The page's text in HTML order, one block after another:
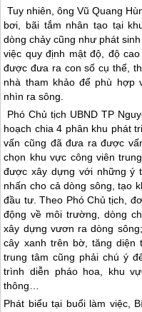
Tuy nhiên, ông Vũ Quang
bơi, bãi tắm nhân tạo tại
dòng chảy cũng như phát
việc quy định mật độ, độ
được đưa ra con số cụ thể,
nhà tham khảo để phù hợp
nhìn ra sông.
Phó Chủ tịch UBND TP
hoạch chia 4 phân khu phát
vấn cũng đã đưa ra được
chọn khu vực công viên
được xây dựng với những ý
nhấn cho cả dòng sông, tạo
đầu tư. Theo Phó Chủ tịch,
động về môi trường, dòng
xây dựng vươn ra dòng
cây xanh trên bờ, tăng diện
trung tâm cũng phải chú ý
trình diễn pháo hoa, khu
thông…
Phát biểu tại buổi làm việc,